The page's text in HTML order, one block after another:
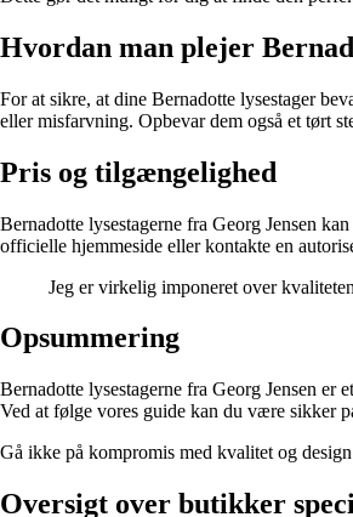
Hvordan man plejer
For at sikre, at dine Bernadotte lysestager
eller misfarvning. Opbevar dem også et tørt
Pris og tilgængelighed
Bernadotte lysestagerne fra Georg Jensen
officielle hjemmeside eller kontakte en
Jeg er virkelig imponeret over
Opsummering
Bernadotte lysestagerne fra Georg Jensen
Ved at følge vores guide kan du være sikker
Gå ikke på kompromis med kvalitet og
Oversigt over butikker